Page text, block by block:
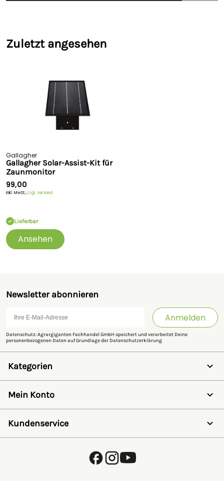
Zuletzt angesehen
Gallagher
Gallagher Solar-Assist-Kit für
Zaunmonitor
99,00
Inkl. MwSt.,zzgl. Versand
Lieferbar
Ansehen
Newsletter abonnieren
Anmelden
Datenschutz: Agrargiganten Fachhandel GmbH speichert und verarbeitet Deine
personenbezogenen Daten auf Grundlage der Datenschutzerklärung
Kategorien
Schermaschinen
Futter- & Tränkesysteme
Haus, Hof & Stall
SALE
Mein Konto
Registrieren
Wunschzettel
Passwort vergessen
Kundenservice
Kostenlose Fachberatung